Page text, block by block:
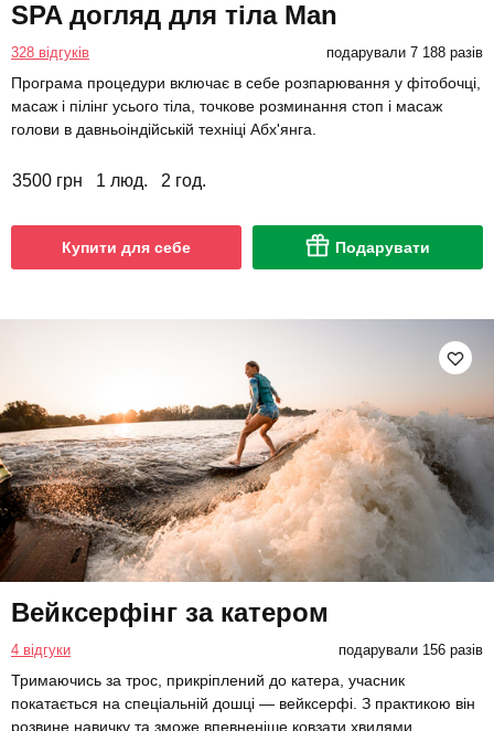
SPA догляд для тіла Man
328 відгуків подарували 7 188 разів
Програма процедури включає в себе розпарювання у фітобочці,
масаж і пілінг усього тіла, точкове розминання стоп і масаж
голови в давньоіндійській техніці Абх'янга.
3500 грн 1 люд. 2 год.
Купити для себе Подарувати
Вейксерфінг за катером
4 відгуки подарували 156 разів
Тримаючись за трос, прикріплений до катера, учасник
покатається на спеціальній дошці — вейксерфі. З практикою він
розвине навичку та зможе впевненіше ковзати хвилями.